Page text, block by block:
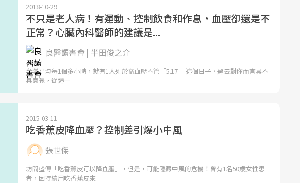
2018-10-29
不只是老人病！有運動、控制飲食和作息，血壓卻還是不
正常？心臟內科醫師的建議是...
良醫讀書會 | 半田俊之介
台灣平均每1個多小時，就有1人死於高血壓不管「5.17」 這個日子，過去對你而言具不
具意義，從這一
2015-03-11
吃香蕉皮降血壓？控制差引爆小中風
張世傑
坊間盛傳「吃香蕉皮可以降血壓」，但是，可能隱藏中風的危機！曾有1名50歲女性患
者，因持續用吃香蕉皮來